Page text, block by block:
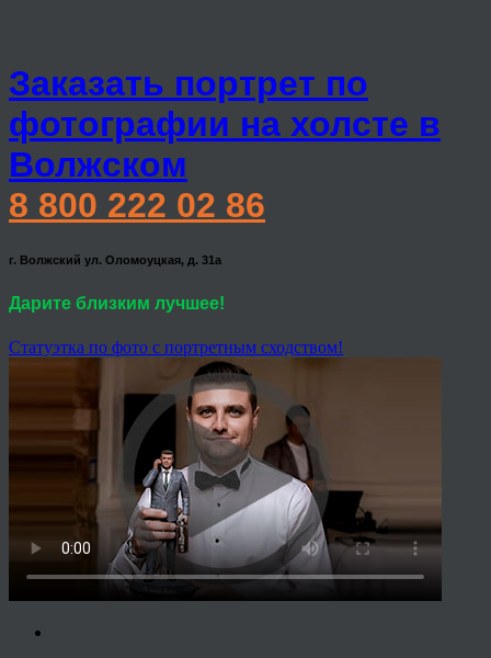
Заказать портрет по
фотографии на холсте в
Волжском
8 800 222 02 86
г. Волжский ул. Оломоуцкая, д. 31а
Дарите близким лучшее!
Статуэтка по фото с портретным сходством!